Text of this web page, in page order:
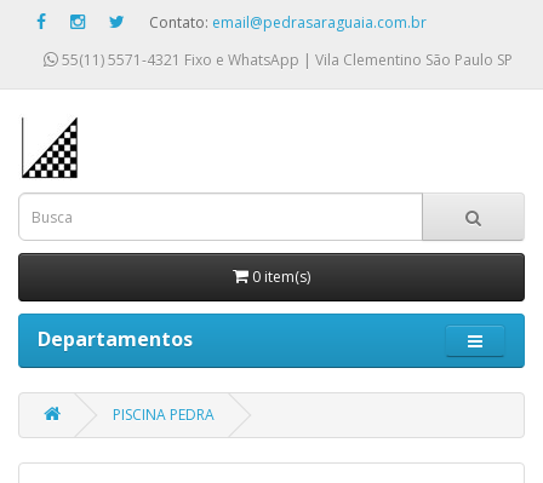
Contato: email@pedrasaraguaia.com.br
55(11) 5571-4321 Fixo e WhatsApp | Vila Clementino São Paulo SP
0 item(s)
Departamentos
PISCINA PEDRA